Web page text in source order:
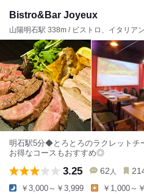
Bistro&Bar Joyeux
山陽明石駅 338m / ビストロ、イタリアン
明石駅5分◆とろとろのラクレットチ
お得なコースもおすすめ◎
3.25 62 人
￥3,000～￥3,999 ￥1,000～